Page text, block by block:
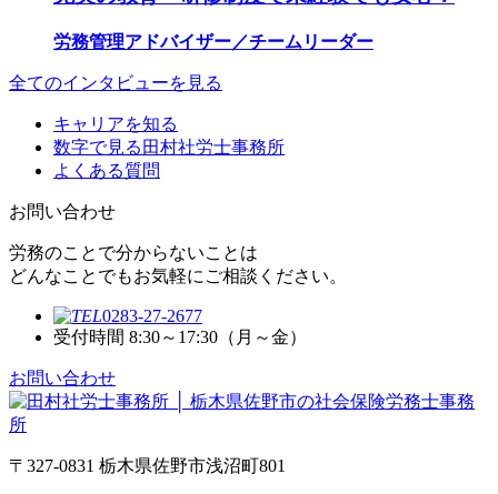
労務管理アドバイザー／チームリーダー
全てのインタビューを見る
キャリアを知る
数字で見る田村社労士事務所
よくある質問
お問い合わせ
労務のことで分からないことは
どんなことでもお気軽にご相談ください。
0283-27-2677
受付時間 8:30～17:30（月～金）
お問い合わせ
〒327-0831 栃木県佐野市浅沼町801